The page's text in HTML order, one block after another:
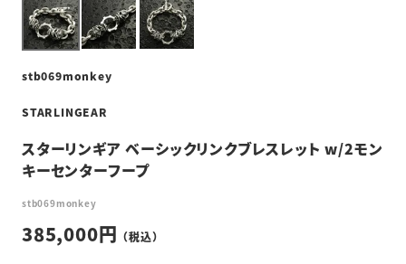
stb069monkey
STARLINGEAR
スターリンギア ベーシックリンクブレスレット w/2モン
キーセンターフープ
stb069monkey
385,000